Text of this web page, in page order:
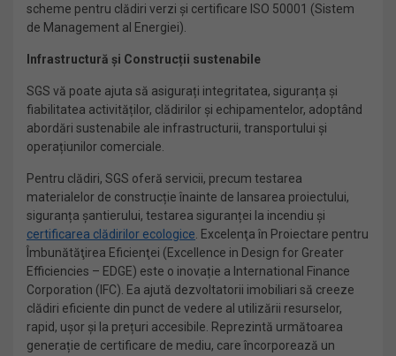
scheme pentru clădiri verzi și certificare ISO 50001 (Sistem
de Management al Energiei).
Infrastructură și Construcții sustenabile
SGS vă poate ajuta să asigurați integritatea, siguranța și
fiabilitatea activităților, clădirilor și echipamentelor, adoptând
abordări sustenabile ale infrastructurii, transportului și
operațiunilor comerciale.
Pentru clădiri, SGS oferă servicii, precum testarea
materialelor de construcție înainte de lansarea proiectului,
siguranța șantierului, testarea siguranței la incendiu și
certificarea clădirilor ecologice . Excelenţa în Proiectare pentru
Îmbunătăţirea Eficienţei (Excellence in Design for Greater
Efficiencies – EDGE) este o inovație a International Finance
Corporation (IFC). Ea ajută dezvoltatorii imobiliari să creeze
clădiri eficiente din punct de vedere al utilizării resurselor,
rapid, ușor și la prețuri accesibile. Reprezintă următoarea
generație de certificare de mediu, care încorporează un